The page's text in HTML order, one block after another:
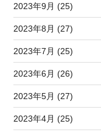
2023年9月 (25)
2023年8月 (27)
2023年7月 (25)
2023年6月 (26)
2023年5月 (27)
2023年4月 (25)